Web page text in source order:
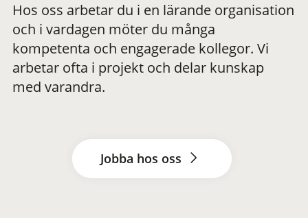
Hos oss arbetar du i en lärande organisation
och i vardagen möter du många
kompetenta och engagerade kollegor. Vi
arbetar ofta i projekt och delar kunskap
med varandra.
Jobba hos oss